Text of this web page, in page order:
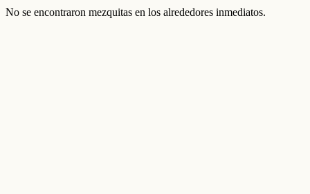
No se encontraron mezquitas en los alrededores inmediatos.